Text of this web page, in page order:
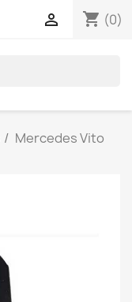
shopping_cart (0)

Mercedes Vito